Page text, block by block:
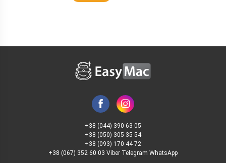
+38 (044) 390 63 05
+38 (050) 305 35 54
+38 (093) 170 44 72
+38 (067) 352 60 03 Viber Telegram WhatsApp